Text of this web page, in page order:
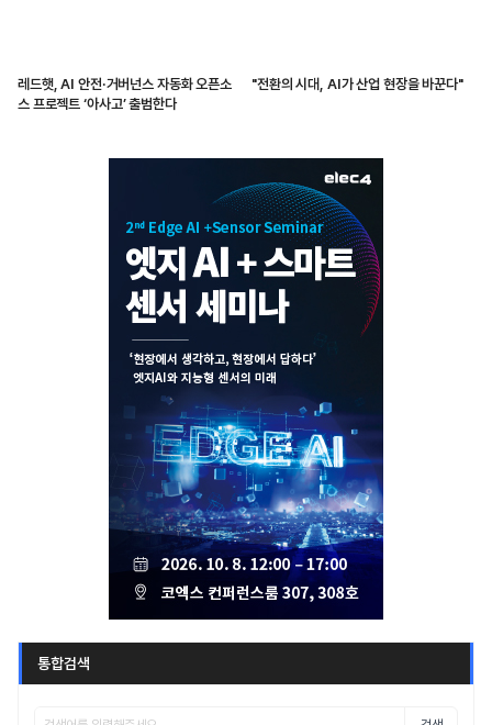
레드햇, AI 안전·거버넌스 자동화 오픈소
스 프로젝트 ‘아사고’ 출범한다
"전환의 시대, AI가 산업 현장을 바꾼다"
통합검색